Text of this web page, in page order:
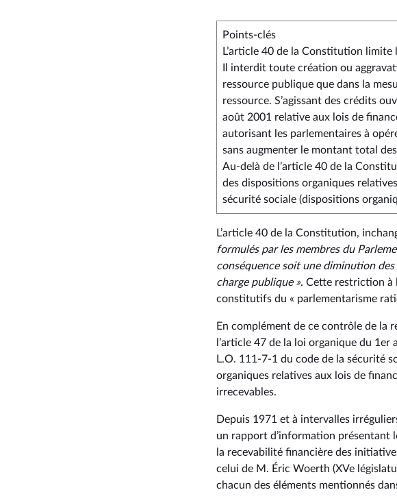
Points-clés
L’article 40 de la Constitution
Il interdit toute création ou
ressource publique que dans la
ressource. S’agissant des crédits
août 2001 relative aux lois de
autorisant les parlementaires à
sans augmenter le montant total
Au-delà de l’article 40 de la
des dispositions organiques
sécurité sociale (dispositions
L’article 40 de la Constitution,
formulés par les membres du
conséquence soit une diminution des
charge publique ». Cette restriction à
constitutifs du « parlementarisme
En complément de ce contrôle de la
l’article 47 de la loi organique du
L.O. 111-7-1 du code de la sécurité
organiques relatives aux lois de
irrecevables.
Depuis 1971 et à intervalles
un rapport d’information présentant
la recevabilité financière des
celui de M. Éric Woerth (XVe
chacun des éléments mentionnés